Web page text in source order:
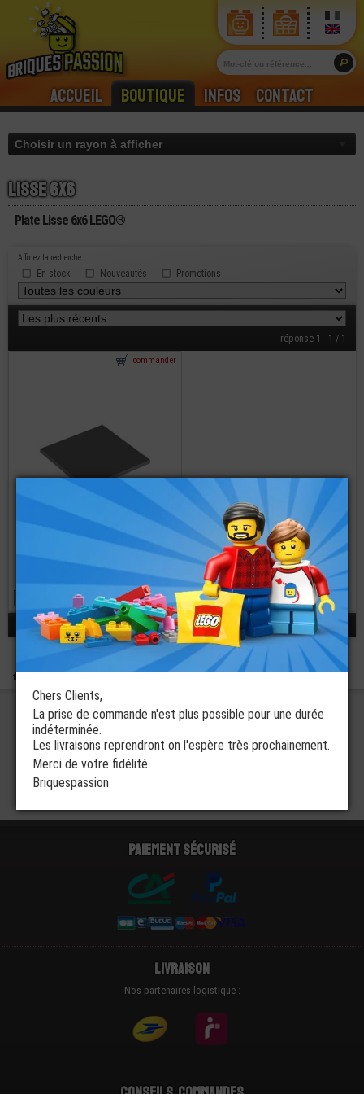
Accueil Boutique Infos Contact
Lisse 6x6
Plate Lisse 6x6 LEGO®
Affinez la recherche...
En stock Nouveautés Promotions
réponse 1 - 1 / 1
LEGO® Plate
1,25€
à partir de
commander
réponse 1 - 1 / 1
Boutique Pièces Détachées LEGO® Lisses - Tiles Lisse 6x6
Paiement sécurisé
Livraison
Nos partenaires logistique :
Chers Clients,
La prise de commande n'est plus possible pour une durée
indéterminée.
Les livraisons reprendront on l'espère très prochainement.
Merci de votre fidélité.
Briquespassion